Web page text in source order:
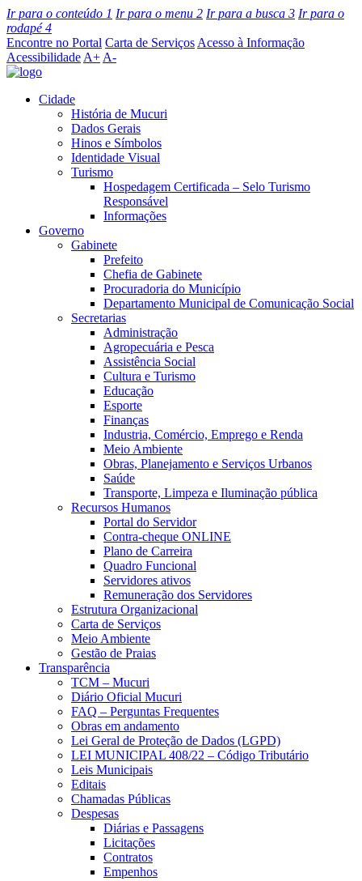
Ir para o conteúdo 1 Ir para o menu 2 Ir para a busca 3 Ir para o
rodapé4
Encontre no Portal Carta de Serviços Acesso à Informação
Acessibilidade A+ A-
Cidade
História de Mucuri
Dados Gerais
Hinos e Símbolos
Identidade Visual
Turismo
Hospedagem Certificada – Selo Turismo
Responsável
Informações
Governo
Gabinete
Prefeito
Chefia de Gabinete
Procuradoria do Município
Departamento Municipal de Comunicação Social
Secretarias
Administração
Agropecuária e Pesca
Assistência Social
Cultura e Turismo
Educação
Esporte
Finanças
Industria, Comércio, Emprego e Renda
Meio Ambiente
Obras, Planejamento e Serviços Urbanos
Saúde
Transporte, Limpeza e Iluminação pública
Recursos Humanos
Portal do Servidor
Contra-cheque ONLINE
Plano de Carreira
Quadro Funcional
Servidores ativos
Remuneração dos Servidores
Estrutura Organizacional
Carta de Serviços
Meio Ambiente
Gestão de Praias
Transparência
TCM – Mucuri
Diário Oficial Mucuri
FAQ – Perguntas Frequentes
Obras em andamento
Lei Geral de Proteção de Dados (LGPD)
LEI MUNICIPAL 408/22 – Código Tributário
Leis Municipais
Editais
Chamadas Públicas
Despesas
Diárias e Passagens
Licitações
Contratos
Empenhos